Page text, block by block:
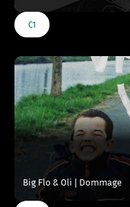
C1
Big Flo & Oli | Dommage